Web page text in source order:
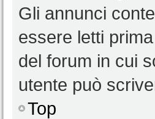
Gli annunci
essere letti
del forum in cui
utente può
Top